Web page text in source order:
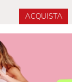
ACQUISTA